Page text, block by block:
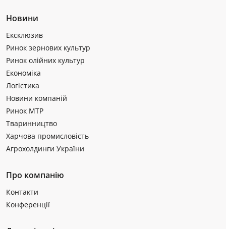
Новини
Ексклюзив
Ринок зернових культур
Ринок олійних культур
Економіка
Логістика
Новини компаній
Ринок МТР
Тваринництво
Харчова промисловість
Агрохолдинги України
Про компанію
Контакти
Конференції